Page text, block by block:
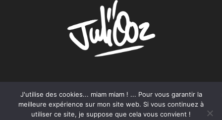
Mentions Légales – juliooz.com
Conditions Générales de Vente
Politique de confidentialité
J'utilise des cookies... miam miam ! ... Pour vous garantir la
meilleure expérience sur mon site web. Si vous continuez à
utiliser ce site, je suppose que cela vous convient !